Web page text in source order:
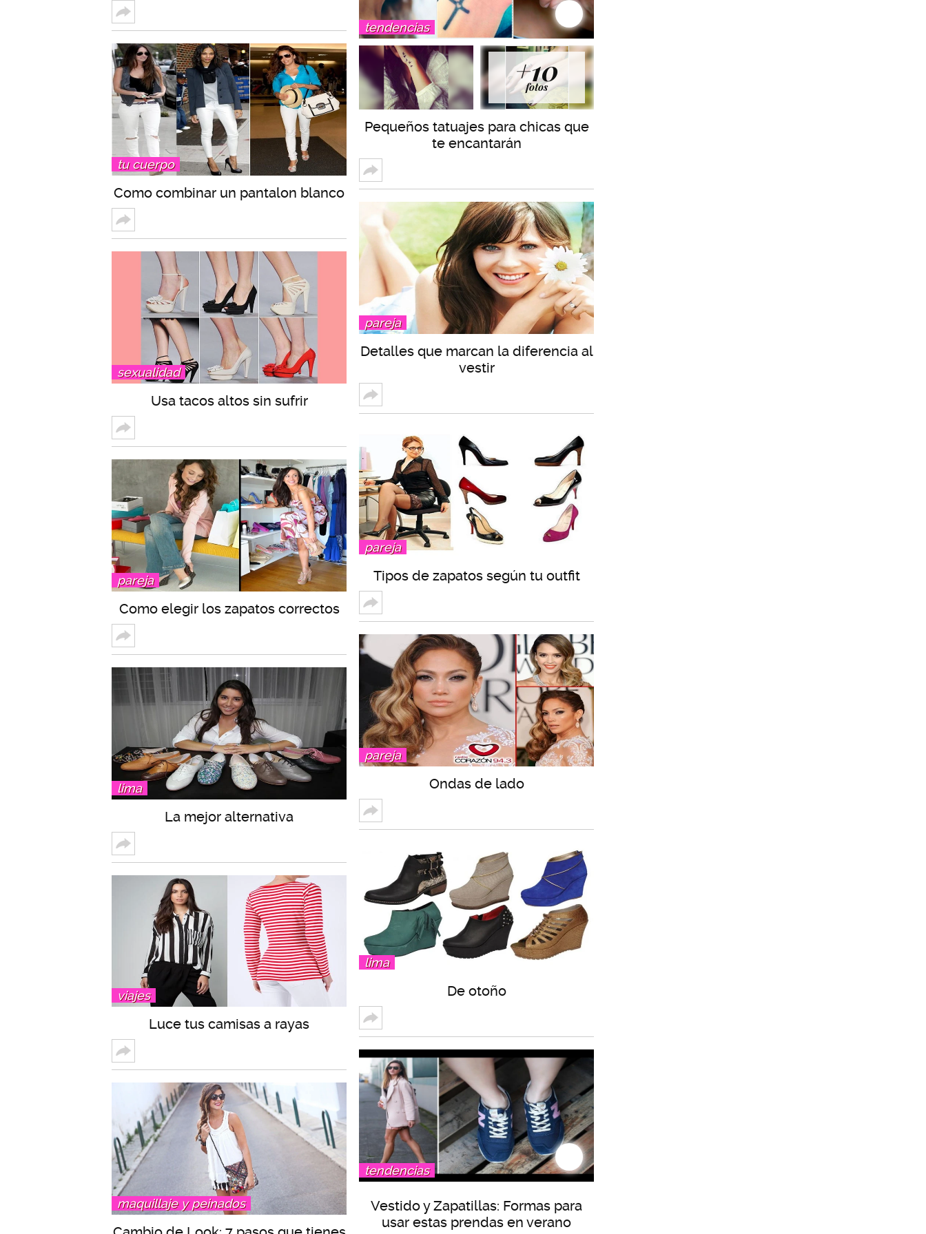
tu cuerpo
Como combinar un pantalon blanco
sexualidad
Usa tacos altos sin sufrir
pareja
Como elegir los zapatos correctos
lima
La mejor alternativa
viajes
Luce tus camisas a rayas
maquillaje y peinados
tendencias
+10
fotos
Pequeños tatuajes para chicas que
te encantarán
pareja
Detalles que marcan la diferencia al
vestir
pareja
Tipos de zapatos según tu outfit
pareja
Ondas de lado
lima
De otoño
tendencias
Vestido y Zapatillas: Formas para
usar estas prendas en verano